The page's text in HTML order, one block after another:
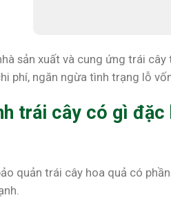
sản xuất và cung ứng trái
phí, ngăn ngừa tình trạng lỗ
trái cây có gì đặc
quản trái cây hoa quả có